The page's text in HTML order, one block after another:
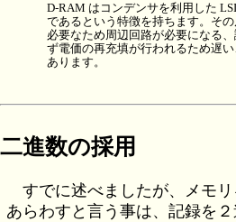
D-RAM はコンデンサを利用した
であるという特徴を持ちます。そ
必要なため周辺回路が必要になる
ず電価の再充填が行われるため遅
あります。
二進数の採用
すでに述べましたが、メモ
あらわすと言う事は、記録を